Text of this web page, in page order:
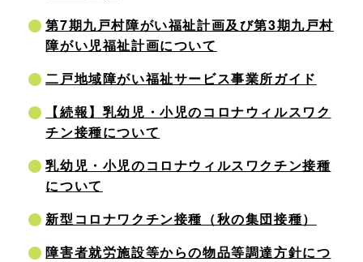
第7期九戸村障がい福祉計画及び第3期九戸村
障がい児福祉計画について
二戸地域障がい福祉サービス事業所ガイド
【続報】乳幼児・小児のコロナウィルスワク
チン接種について
乳幼児・小児のコロナウィルスワクチン接種
について
新型コロナワクチン接種（秋の集団接種）
障害者就労施設等からの物品等調達方針につ